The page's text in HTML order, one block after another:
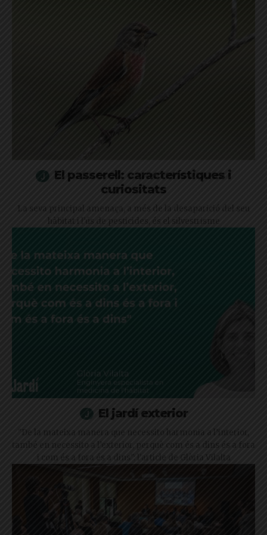
El passerell: característiques i
curiositats
La seva principal amenaça, a més de la desaparició del seu
hàbitat i l'ús de pesticides, és el silvestrisme
El jardí exterior
"De la mateixa manera que necessito harmonia a l’interior,
també en necessito a l’exterior, perquè com és a dins és a fora
i com és a fora és a dins": l'article de Glòria Vilalta